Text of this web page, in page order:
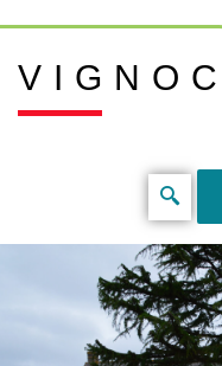
VIGNOC